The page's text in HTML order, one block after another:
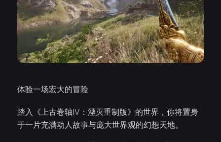
体验一场宏大的冒险
踏入《上古卷轴IV：湮灭重制版》的世界，你将置身
于一片充满动人故事与庞大世界观的幻想天地。